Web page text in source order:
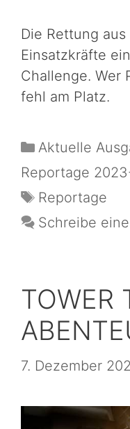
Die Rettung
Einsatzkräfte
Challenge. Wer
fehl am Platz.
Aktuelle
Reportage
Reportage
Schreibe
TOWER
7. Dezember